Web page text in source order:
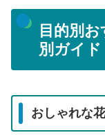
目的別
別ガイド
おしゃれな